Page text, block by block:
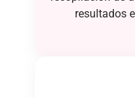
resultados